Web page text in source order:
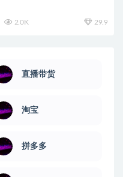
2.0K 29.9
直播带货
淘宝
拼多多